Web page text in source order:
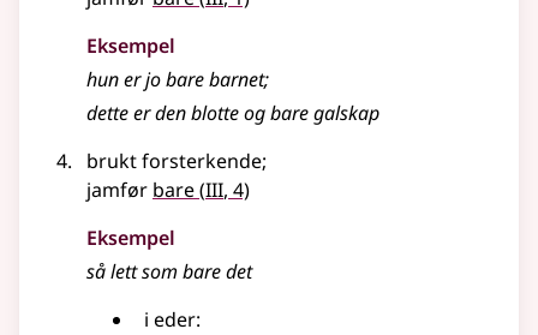
Eksempel
hun er jobarebarnet;
dette er den blotte ogbaregalskap
bruktforsterkende;
jamfør bare(3
III, 4)
Eksempel
så lett som baredet
i eder: